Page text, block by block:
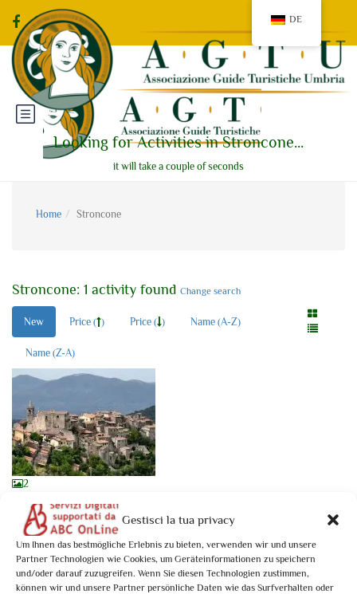
Gestisci la tua privacy
Um Ihnen das bestmögliche Erlebnis zu bieten, verwenden wir und unsere
Partner Technologien wie Cookies, um Geräteinformationen zu speichern
und/oder darauf zuzugreifen. Wenn Sie diesen Technologien zustimmen,
können wir und unsere Partner persönliche Daten wie das Surfverhalten oder
Looking for Activities in Stroncone...
it will take a couple of seconds
Home Stroncone
Stroncone: 1 activity found Change search
New Price ( ) Price ( ) Name (A-Z)
Name (Z-A)
2
Tesori dell’Umbria Meridionale: Stroncone
Activity Type: Specific Date
A pochi chilometri da Terni, giace abbarbicato su un colle Stroncone,
delizioso borgo ...
DE